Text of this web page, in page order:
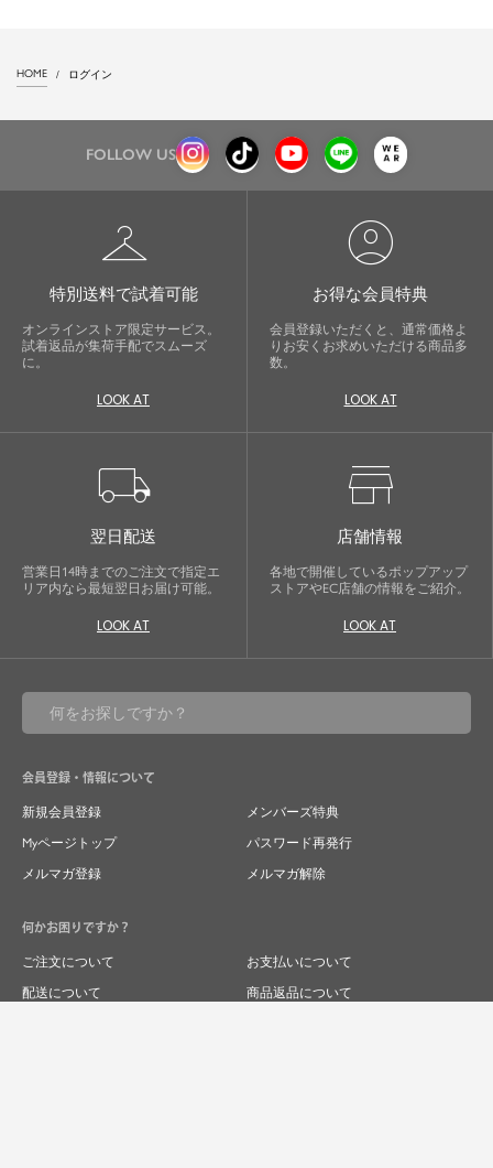
HOME ログイン
FOLLOW US
checkroom
特別送料で試着可能
オンラインストア限定サービス。
試着返品が集荷手配でスムーズ
に。
LOOK AT
account_circle
お得な会員特典
会員登録いただくと、通常価格よ
りお安くお求めいただける商品多
数。
LOOK AT
local_shipping
翌日配送
営業日14時までのご注文で指定エ
リア内なら最短翌日お届け可能。
LOOK AT
store
店舗情報
各地で開催しているポップアップ
ストアやEC店舗の情報をご紹介。
LOOK AT
会員登録・情報について
新規会員登録
メンバーズ特典
Myページトップ
パスワード再発行
メルマガ登録
メルマガ解除
何かお困りですか？
ご注文について
お支払いについて
配送について
商品返品について